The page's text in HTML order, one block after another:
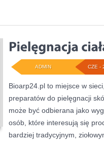
CZE -
ADMIN
Bioarp24.pl to miejsce w
preparatów do pielęgnacji
może być odbierana jako
osób, które interesują się
bardziej tradycyjnym,